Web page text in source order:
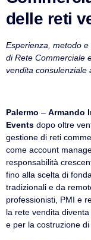
delle reti
Esperienza, metodo
di Rete Commerciale
vendita consulenziale
Palermo – Armando
Events dopo oltre
gestione di reti
come account
responsabilità
fino alla scelta di
tradizionali e da
professionisti, PMI e
la rete vendita
e per la costruzione